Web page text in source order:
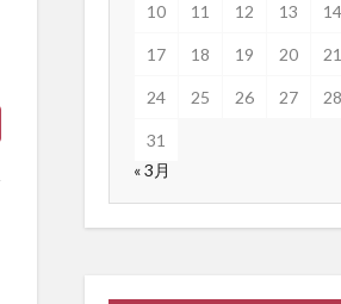
10 11 12 13 14
17 18 19 20 21
24 25 26 27 28
31
« 3月